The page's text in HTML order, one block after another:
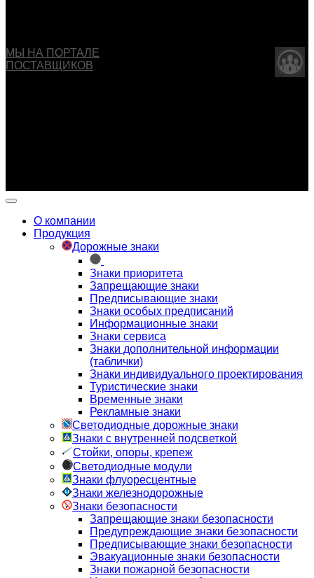
МЫ НА ПОРТАЛЕ
ПОСТАВЩИКОВ
О компании
Продукция
Дорожные знаки
Знаки приоритета
Запрещающие знаки
Предписывающие знаки
Знаки особых предписаний
Информационные знаки
Знаки сервиса
Знаки дополнительной информации
(таблички)
Знаки индивидуального проектирования
Туристические знаки
Временные знаки
Рекламные знаки
Светодиодные дорожные знаки
Знаки с внутренней подсветкой
Стойки, опоры, крепеж
Светодиодные модули
Знаки флуоресцентные
Знаки железнодорожные
Знаки безопасности
Запрещающие знаки безопасности
Предупреждающие знаки безопасности
Предписывающие знаки безопасности
Эвакуационные знаки безопасности
Знаки пожарной безопасности